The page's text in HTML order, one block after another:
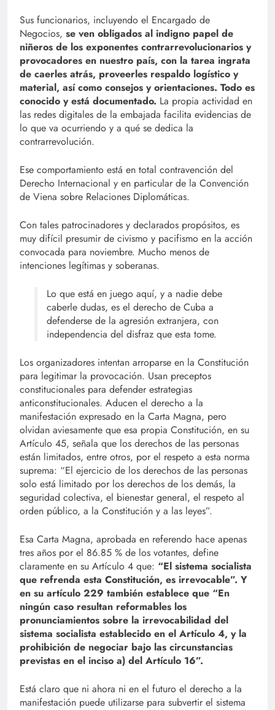
Sus funcionarios, incluyendo el Encargado de
Negocios, se ven obligados al indigno papel de
niñeros de los exponentes contrarrevolucionarios y
provocadores en nuestro país, con la tarea ingrata
de caerles atrás, proveerles respaldo logístico y
material, así como consejos y orientaciones. Todo es
conocido y está documentado. La propia actividad en
las redes digitales de la embajada facilita evidencias de
lo que va ocurriendo y a qué se dedica la
contrarrevolución.
Ese comportamiento está en total contravención del
Derecho Internacional y en particular de la Convención
de Viena sobre Relaciones Diplomáticas.
Con tales patrocinadores y declarados propósitos, es
muy difícil presumir de civismo y pacifismo en la acción
convocada para noviembre. Mucho menos de
intenciones legítimas y soberanas.
Lo que está en juego aquí, y a nadie debe
caberle dudas, es el derecho de Cuba a
defenderse de la agresión extranjera, con
independencia del disfraz que esta tome.
Los organizadores intentan arroparse en la Constitución
para legitimar la provocación. Usan preceptos
constitucionales para defender estrategias
anticonstitucionales. Aducen el derecho a la
manifestación expresado en la Carta Magna, pero
olvidan aviesamente que esa propia Constitución, en su
Artículo 45, señala que los derechos de las personas
están limitados, entre otros, por el respeto a esta norma
suprema: “El ejercicio de los derechos de las personas
solo está limitado por los derechos de los demás, la
seguridad colectiva, el bienestar general, el respeto al
orden público, a la Constitución y a las leyes”.
Esa Carta Magna, aprobada en referendo hace apenas
tres años por el 86.85 % de los votantes, define
claramente en su Artículo 4 que: “El sistema socialista
que refrenda esta Constitución, es irrevocable”. Y
en su artículo 229 también establece que “En
ningún caso resultan reformables los
pronunciamientos sobre la irrevocabilidad del
sistema socialista establecido en el Artículo 4, y la
prohibición de negociar bajo las circunstancias
previstas en el inciso a) del Artículo 16”.
Está claro que ni ahora ni en el futuro el derecho a la
manifestación puede utilizarse para subvertir el sistema